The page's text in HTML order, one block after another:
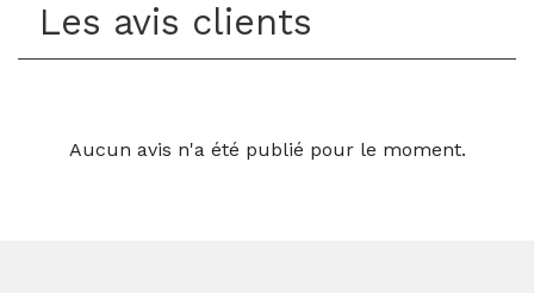
Les avis clients
Aucun avis n'a été publié pour le moment.